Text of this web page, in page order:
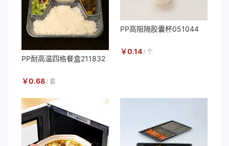
PP耐高温四格餐盒211832
￥0.68 / 套
PP高阻隔胶囊杯051044
￥0.14/ 个